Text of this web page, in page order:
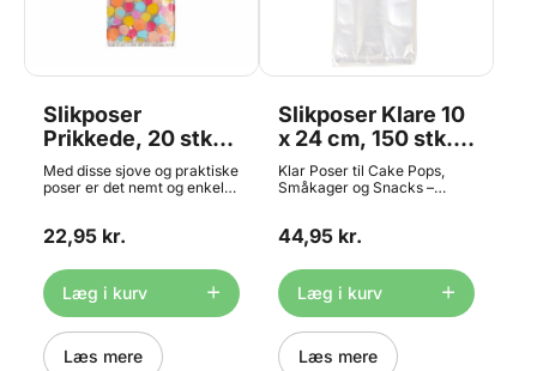
Slikposer
Prikkede, 20 stk. -
Wilton
Med disse sjove og praktiske
poser er det nemt og enkelt,
alt fra chokolade og cookies
slikkepinde. Indhold: 20
plastik poser ( ca. 10 x 5 x 24
cm.) 20 lukkeclips
22,95 kr.
Læg i kurv
Læs mere
Slikposer Klare 10
x 24 cm, 150 stk. -
Wilton
Klar Poser til Cake Pops,
Småkager og Snacks –
indpakning af cake pops,
lækkerier. Den ekstra lange
størrelse gør dem ideelle til
længere snacks som
slikkepinde, cake pops og
saltstænger. Pakken
indeholder sølvfarvede
44,95 kr.
Læg i kurv
Læs mere